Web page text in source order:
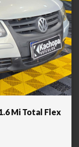
Mi Total Flex